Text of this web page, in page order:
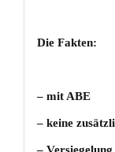
Die Fakten:
– mit ABE
– keine
–